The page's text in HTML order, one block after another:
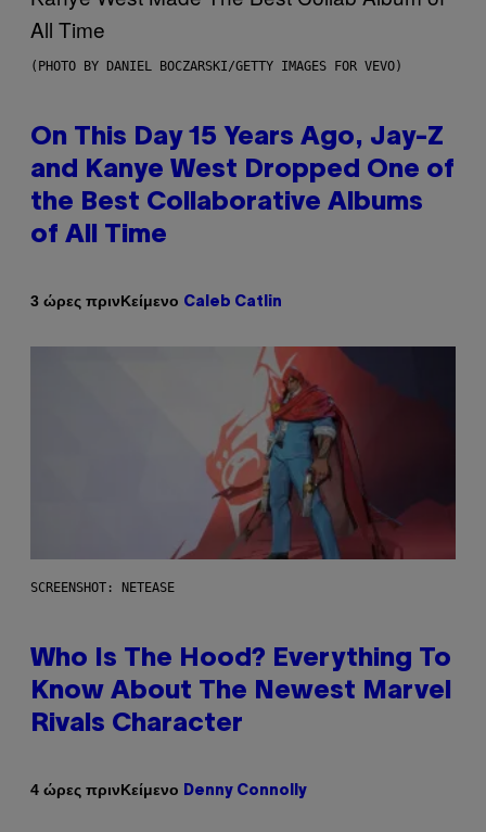
(PHOTO BY DANIEL BOCZARSKI/GETTY IMAGES FOR VEVO)
On This Day 15 Years Ago, Jay-Z
and Kanye West Dropped One of
the Best Collaborative Albums
of All Time
3 ώρες πρινΚείμενο Caleb Catlin
SCREENSHOT: NETEASE
Who Is The Hood? Everything To
Know About The Newest Marvel
Rivals Character
4 ώρες πρινΚείμενο Denny Connolly